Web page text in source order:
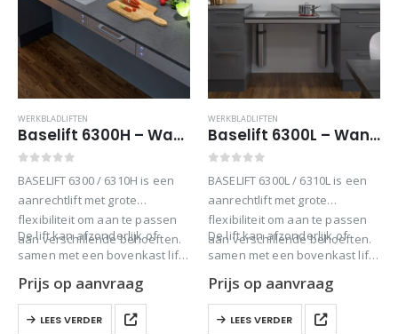
WERKBLADLIFTEN
Baselift 6300H – Wandgemonteerd – 103 mm dik
BASELIFT 6300 / 6310H is een
aanrechtlift met grote
flexibiliteit om aan te passen
aan verschillende behoeften.
De lift kan afzonderlijk of
samen met een bovenkast lift
van HomeCare Innovation BV…
Prijs op aanvraag
LEES VERDER
WERKBLADLIFTEN
Baselift 6300L – Wandgemonteerd – 40 mm dik
BASELIFT 6300L / 6310L is een
aanrechtlift met grote
flexibiliteit om aan te passen
aan verschillende behoeften.
De lift kan afzonderlijk of
samen met een bovenkast lift
van HomeCare Innovation BV…
Prijs op aanvraag
LEES VERDER